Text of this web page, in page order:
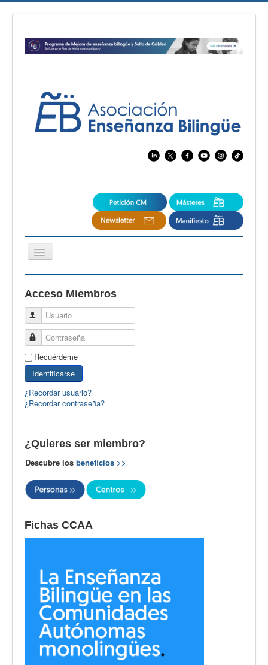
Cambiar
navegación
CertAcleB
Profesores Visitantes
Calidad
Artículos
Recursos
Observatorio EB
CIEB
Contacto
Acceso Miembros
Usuario
Contraseña
Recuérdeme
Identificarse
¿Recordar usuario?
¿Recordar contraseña?
¿Quieres ser miembro?
Descubre los beneficios >>
Fichas CCAA